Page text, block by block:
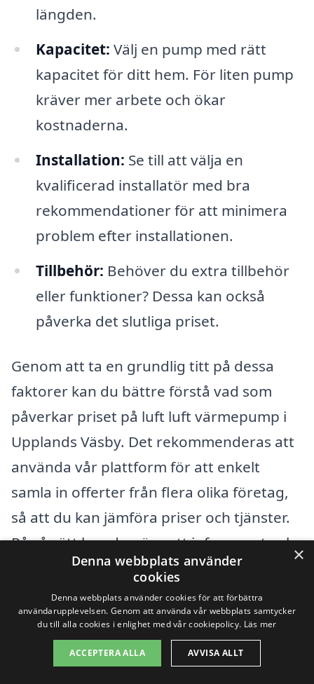
längden.
Kapacitet: Välj en pump med rätt
kapacitet för ditt hem. För liten pump
kräver mer arbete och ökar
kostnaderna.
Installation: Se till att välja en
kvalificerad installatör med bra
rekommendationer för att minimera
problem efter installationen.
Tillbehör: Behöver du extra tillbehör
eller funktioner? Dessa kan också
påverka det slutliga priset.
Genom att ta en grundlig titt på dessa
faktorer kan du bättre förstå vad som
påverkar priset på luft luft värmepump i
Upplands Väsby. Det rekommenderas att
använda vår plattform för att enkelt
samla in offerter från flera olika företag,
så att du kan jämföra priser och tjänster.
På så sätt kan du göra ett informerat val
och hitta den bästa luft luft
värmepumpen för dina behov.
Få 3 erbjudanden, gratis och utan
förpliktelser
×
Denna webbplats använder
cookies
Denna webbplats använder cookies för att förbättra
användarupplevelsen. Genom att använda vår webbplats samtycker
du till alla cookies i enlighet med vår cookiepolicy. Läs mer
ACCEPTERA ALLA AVVISA ALLT